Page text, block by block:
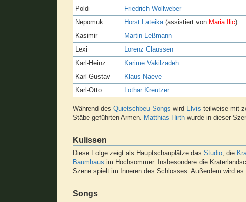
Poldi
Friedrich Wollweber
Nepomuk
Horst Lateika (assistiert von Maria Ilic)
Kasimir
Martin Leßmann
Lexi
Lorenz Claussen
Karl-Heinz
Karime Vakilzadeh
Karl-Gustav
Klaus Naeve
Karl-Otto
Lothar Kreutzer
Während des Quietschbeu-Songs wird Elvis teilweise mit
Stäbe geführten Armen. Matthias Hirth wurde in dieser
Kulissen
Diese Folge zeigt als Hauptschauplätze das Studio , die
Baumhaus im Hochsommer. Insbesondere die
Szene spielt im Inneren des Schlosses. Außerdem wird es
Songs